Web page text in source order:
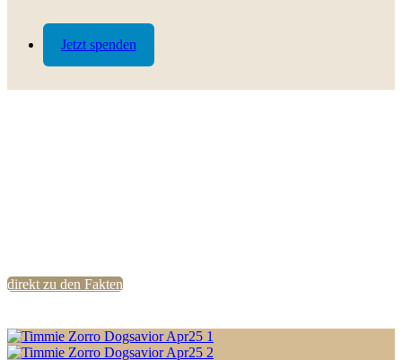
Jetzt spenden
direkt zu den Fakten